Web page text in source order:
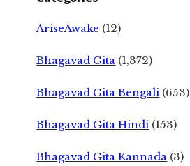
AriseAwake (12)
Bhagavad Gita (1,372)
Bhagavad Gita Bengali (653)
Bhagavad Gita Hindi (153)
Bhagavad Gita Kannada (3)